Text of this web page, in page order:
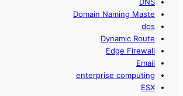
Domain Naming Maste
dos
Dynamic Route
Edge Firewall
Email
enterprise computing
ESX